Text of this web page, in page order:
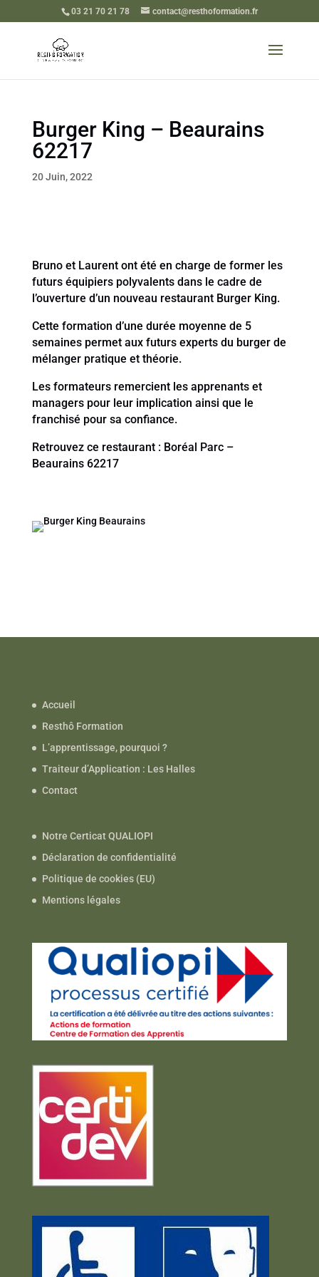
03 21 70 21 78 contact@resthoformation.fr
Burger King – Beaurains
62217
20 Juin, 2022
Bruno et Laurent ont été en charge de former les
futurs équipiers polyvalents dans le cadre de
l’ouverture d’un nouveau restaurant Burger King.
Cette formation d’une durée moyenne de 5
semaines permet aux futurs experts du burger de
mélanger pratique et théorie.
Les formateurs remercient les apprenants et
managers pour leur implication ainsi que le
franchisé pour sa confiance.
Retrouvez ce restaurant : Boréal Parc –
Beaurains 62217
Accueil
Resthô Formation
L’apprentissage, pourquoi ?
Traiteur d’Application : Les Halles
Contact
Notre Certicat QUALIOPI
Déclaration de confidentialité
Politique de cookies (EU)
Mentions légales